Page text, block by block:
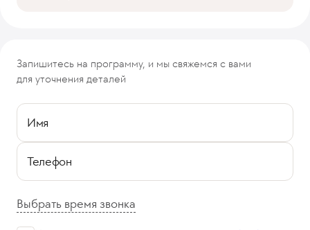
Запишитесь на программу, и мы свяжемся с вами
для уточнения деталей
Имя
Телефон
Выбрать время звонка